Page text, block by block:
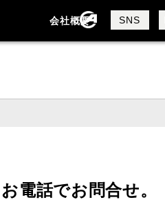
会社概要
会社概要
採用情報
SNS
お電話でお問合せ。